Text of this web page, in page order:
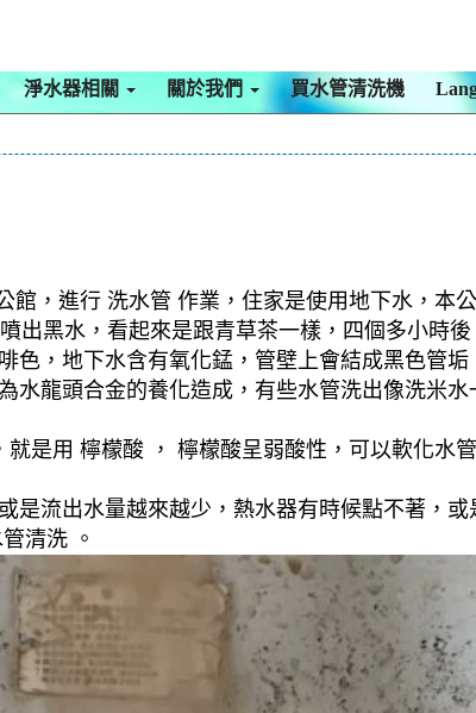
淨水器相關 關於我們 買水管清洗機
，進行 洗水管 作業，住家是使用地下水，本
黑水，看起來是跟青草茶一樣，四個多小時後
，地下水含有氧化錳，管壁上會結成黑色管
龍頭合金的養化造成，有些水管洗出像洗米
是用 檸檬酸 ， 檸檬酸呈弱酸性，可以軟化水
流出水量越來越少，熱水器有時候點不著，
清洗 。